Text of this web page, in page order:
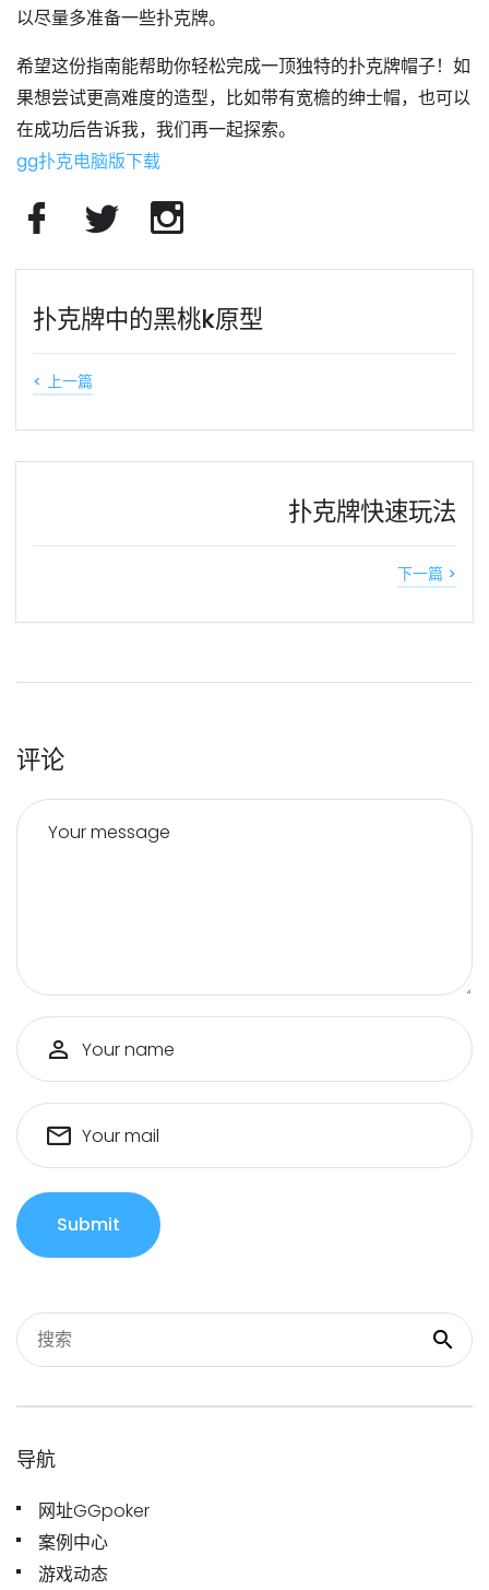
以尽量多准备一些扑克牌。
希望这份指南能帮助你轻松完成一顶独特的扑克牌帽子！如
果想尝试更高难度的造型，比如带有宽檐的绅士帽，也可以
在成功后告诉我，我们再一起探索。
gg扑克电脑版下载
扑克牌中的黑桃k原型
< 上一篇
扑克牌快速玩法
下一篇 >
评论
Your message
Your name
Your mail
Submit
导航
网址GGpoker
案例中心
游戏动态